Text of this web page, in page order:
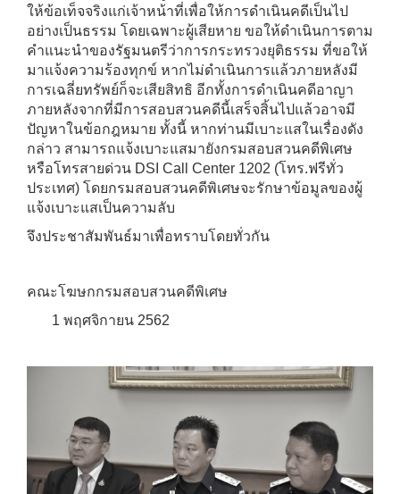
ให้ข้อเท็จจริงแก่เจ้าหน้าที่เพื่อให้การดำเนินคดีเป็นไป
อย่างเป็นธรรม โดยเฉพาะผู้เสียหาย ขอให้ดำเนินการตาม
คำแนะนำของรัฐมนตรีว่าการกระทรวงยุติธรรม ที่ขอให้
มาแจ้งความร้องทุกข์ หากไม่ดำเนินการแล้วภายหลังมี
การเฉลี่ยทรัพย์ก็จะเสียสิทธิ อีกทั้งการดำเนินคดีอาญา
ภายหลังจากที่มีการสอบสวนคดีนี้เสร็จสิ้นไปแล้วอาจมี
ปัญหาในข้อกฎหมาย ทั้งนี้ หากท่านมีเบาะแสในเรื่องดัง
กล่าว สามารถแจ้งเบาะแสมายังกรมสอบสวนคดีพิเศษ
หรือโทรสายด่วน DSI Call Center 1202 (โทร.ฟรีทั่ว
ประเทศ) โดยกรมสอบสวนคดีพิเศษจะรักษาข้อมูลของผู้
แจ้งเบาะแสเป็นความลับ
จึงประชาสัมพันธ์มาเพื่อทราบโดยทั่วกัน
คณะโฆษกกรมสอบสวนคดีพิเศษ
1 พฤศจิกายน 2562